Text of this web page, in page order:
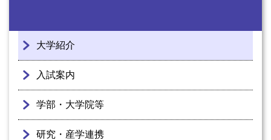
大学紹介
入試案内
学部・大学院等
研究・産学連携